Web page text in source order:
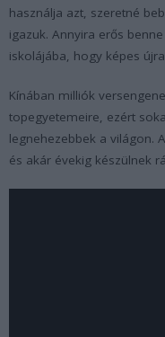
használja azt, szeretné
igazuk. Annyira erős
iskolájába, hogy képes
Kínában milliók
topegyetemeire, ezért
legnehezebbek a világon.
és akár évekig készülnek